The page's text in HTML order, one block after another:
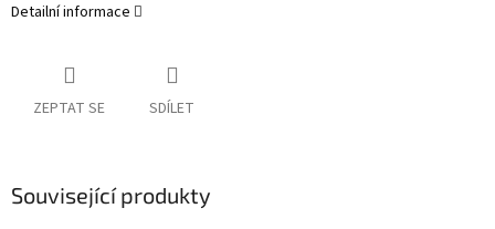
Detailní informace
ZEPTAT SE SDÍLET
Související produkty